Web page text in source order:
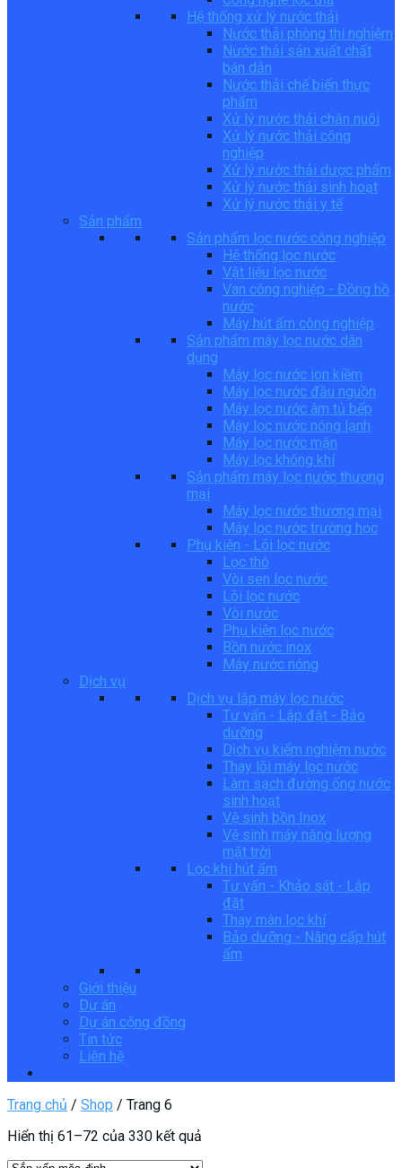
Hệ thống xử lý nước thải
Nước thải phòng thí nghiệm
Nước thải sản xuất chất
bán dẫn
Nước thải chế biến thực
phẩm
Xử lý nước thải chăn nuôi
Xử lý nước thải công
nghiệp
Xử lý nước thải dược phẩm
Xử lý nước thải sinh hoạt
Xử lý nước thải y tế
Sản phẩm
Sản phẩm lọc nước công nghiệp
Hệ thống lọc nước
Vật liệu lọc nước
Van công nghiệp - Đồng hồ
nước
Máy hút ẩm công nghiệp
Sản phẩm máy lọc nước dân
dụng
Máy lọc nước ion kiềm
Máy lọc nước đầu nguồn
Máy lọc nước âm tủ bếp
Máy lọc nước nóng lạnh
Máy lọc nước mặn
Máy lọc không khí
Sản phẩm máy lọc nước thương
mại
Máy lọc nước thương mại
Máy lọc nước trường học
Phụ kiện - Lõi lọc nước
Lọc thô
Vòi sen lọc nước
Lõi lọc nước
Vòi nước
Phụ kiện lọc nước
Bồn nước inox
Máy nước nóng
Dịch vụ
Dịch vụ lắp máy lọc nước
Tư vấn - Lắp đặt - Bảo
dưỡng
Dịch vụ kiểm nghiệm nước
Thay lõi máy lọc nước
Làm sạch đường ống nước
sinh hoạt
Vệ sinh bồn Inox
Vệ sinh máy năng lượng
mặt trời
Lọc khí hút ẩm
Tư vấn - Khảo sát - Lắp
đặt
Thay màn lọc khí
Bảo dưỡng - Nâng cấp hút
ẩm
Giới thiệu
Dự án
Dự án cộng đồng
Tin tức
Liên hệ
Trang chủ / Shop / Trang 6
Hiển thị 61–72 của 330 kết quả